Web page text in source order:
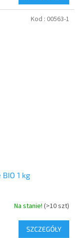
1 kg
Na stanie! (>10 szt)
SZCZEGÓŁY
Kod : 00563-1